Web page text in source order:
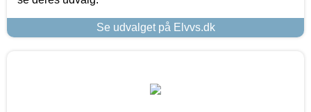
Se udvalget på Elvvs.dk